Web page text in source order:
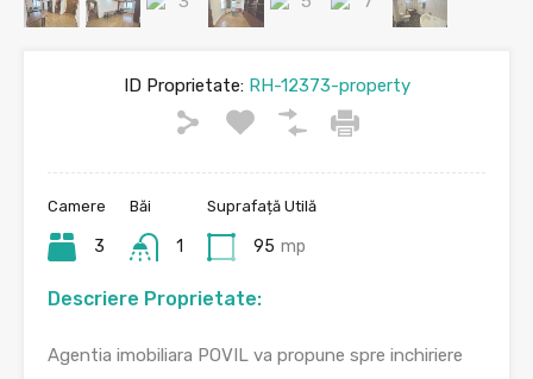
ID Proprietate:RH-12373-property
Camere
3
Băi
1
Suprafață Utilă
95 mp
Descriere Proprietate:
Agentia imobiliara POVIL va propune spre inchiriere